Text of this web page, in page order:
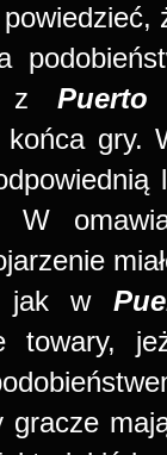
z
gry.
W
jak w
towary,
gracze